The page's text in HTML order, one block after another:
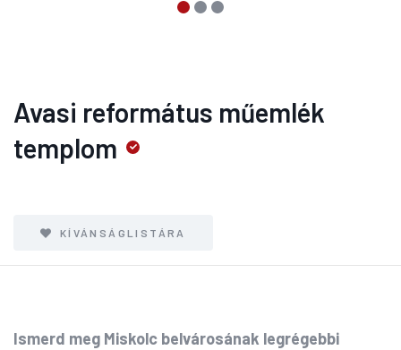
Avasi református műemlék
templom
KÍVÁNSÁGLISTÁRA
Ismerd meg Miskolc belvárosának legrégebbi